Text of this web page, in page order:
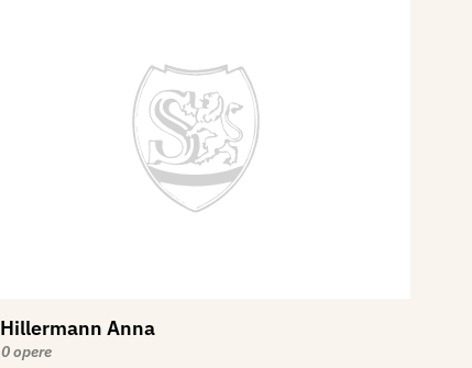
Hillermann Anna
0 opere